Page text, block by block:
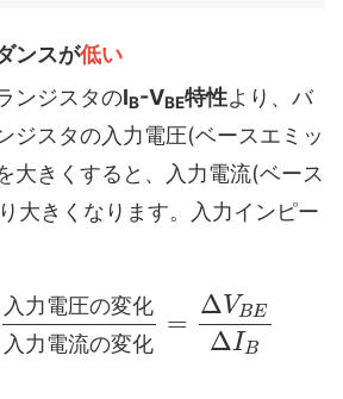
ンスが低い
ンジスタのIB-VBE特性より、バ
ジスタの入力電圧(ベースエミッ
大きくすると、入力電流(ベース
大きくなります。入力インピー
入 力電圧の変化
入 力電流の変化
=
ΔVBE
ΔIB